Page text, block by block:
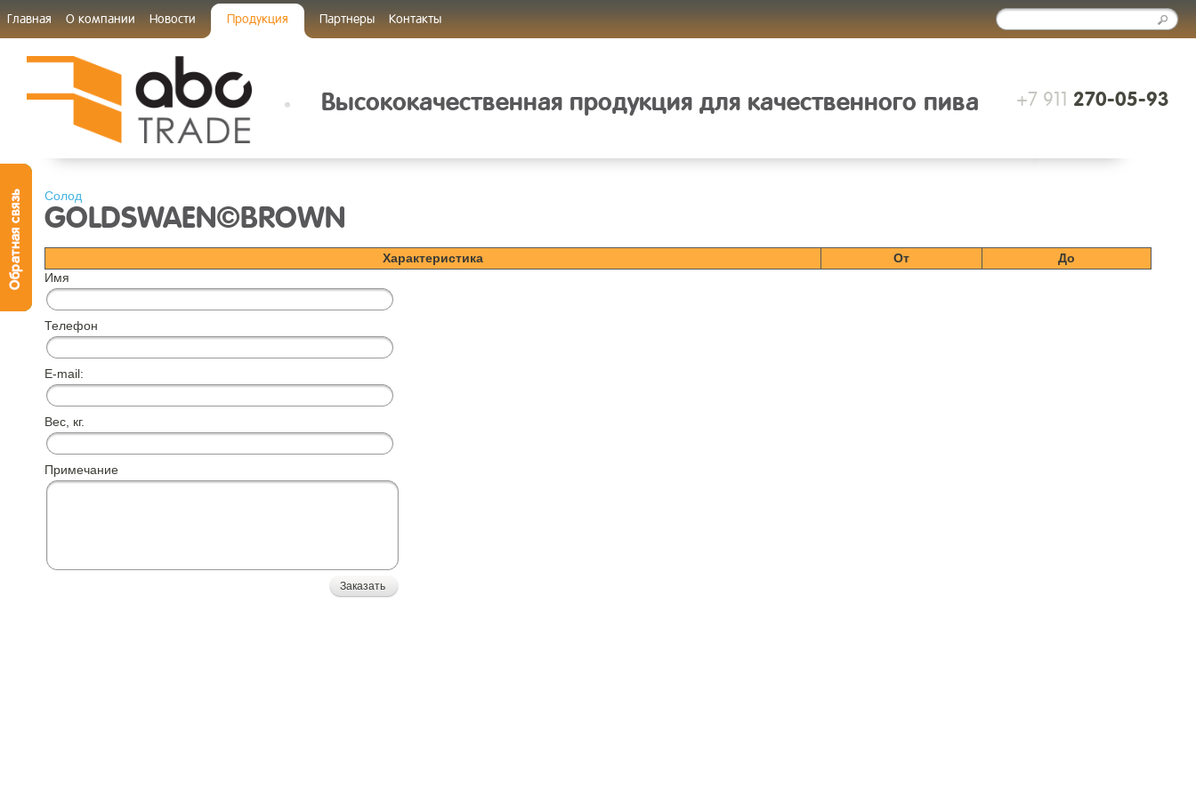
Главная О компании Новости Продукция Партнеры Контакты
Высококачественная продукция для качественного пива +7 911 270-05-93
Солод
GOLDSWAEN©BROWN
Характеристика От
До
Имя
Телефон
E-mail:
Вес, кг.
Примечание
Заказать